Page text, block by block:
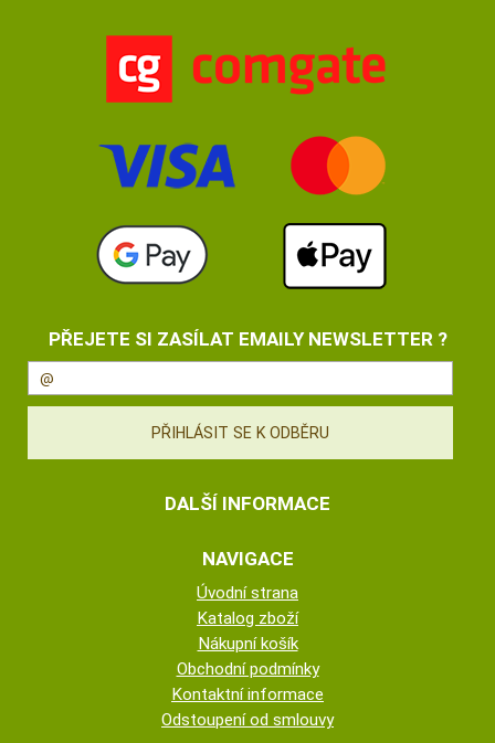
PŘEJETE SI ZASÍLAT EMAILY NEWSLETTER ?
DALŠÍ INFORMACE
NAVIGACE
Úvodní strana
Katalog zboží
Nákupní košík
Obchodní podmínky
Kontaktní informace
Odstoupení od smlouvy